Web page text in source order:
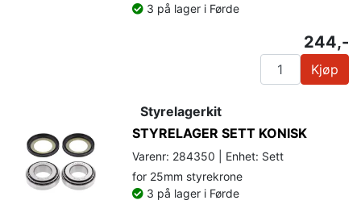
3 på lager i Førde
244,-
Kjøp
Styrelagerkit
STYRELAGER SETT KONISK
Varenr: 284350 | Enhet: Sett
for 25mm styrekrone
3 på lager i Førde